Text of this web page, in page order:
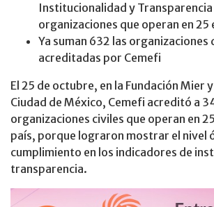
Institucionalidad y Transparencia
organizaciones que operan en 25
Ya suman 632 las organizaciones
acreditadas por Cemefi
El 25 de octubre, en la Fundación Mier
Ciudad de México, Cemefi acreditó a
organizaciones civiles que operan en
país, porque lograron mostrar el nivel
cumplimiento en los indicadores de
transparencia.